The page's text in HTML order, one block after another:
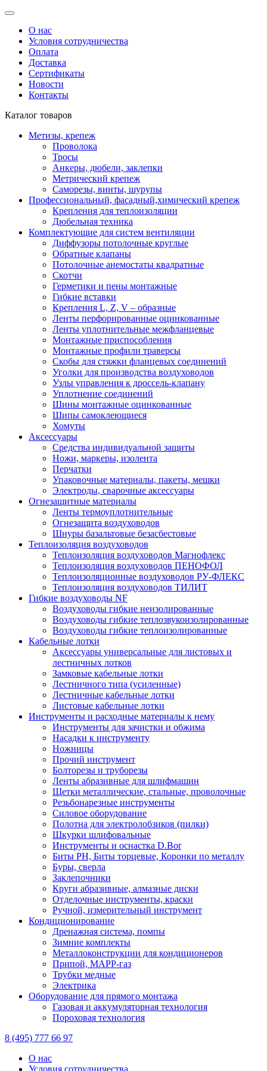
О нас
Условия сотрудничества
Оплата
Доставка
Сертификаты
Новости
Контакты
Каталог товаров
Метизы, крепеж
Проволока
Тросы
Анкеры, дюбели, заклепки
Метрический крепеж
Саморезы, винты, шурупы
Профессиональный, фасадный,химический крепеж
Крепления для теплоизоляции
Дюбельная техника
Комплектующие для систем вентиляции
Диффузоры потолочные круглые
Обратные клапаны
Потолочные анемостаты квадратные
Скотчи
Герметики и пены монтажные
Гибкие вставки
Крепления L, Z, V – образные
Ленты перфорированные оцинкованные
Ленты уплотнительные межфланцевые
Монтажные приспособления
Монтажные профили траверсы
Скобы для стяжки фланцевых соединений
Уголки для производства воздуховодов
Узлы управления к дроссель-клапану
Уплотнение соединений
Шины монтажные оцинкованные
Шипы самоклеющиеся
Хомуты
Аксессуары
Средства индивидуальной защиты
Ножи, маркеры, изолента
Перчатки
Упаковочные материалы, пакеты, мешки
Электроды, сварочные аксессуары
Огнезащитные материалы
Ленты термоуплотнительные
Огнезащита воздуховодов
Шнуры базальтовые безасбестовые
Теплоизоляция воздуховодов
Теплоизоляция воздуховодов Магнофлекс
Теплоизоляция воздуховодов ПЕНОФОЛ
Теплоизоляционные воздуховодов РУ-ФЛЕКС
Теплоизоляция воздуховодов ТИЛИТ
Гибкие воздуховоды NF
Воздуховоды гибкие неизолированные
Воздуховоды гибкие теплозвукоизолированные
Воздуховоды гибкие теплоизолированные
Кабельные лотки
Аксессуары универсальные для листовых и
лестничных лотков
Замковые кабельные лотки
Лестничного типа (усиленные)
Лестничные кабельные лотки
Листовые кабельные лотки
Инструменты и расходные материалы к нему
Инструменты для зачистки и обжима
Насадки к инструменту
Ножницы
Прочий инструмент
Болторезы и труборезы
Ленты абразивные для шлифмашин
Щетки металлические, стальные, проволочные
Резьбонарезные инструменты
Силовое оборудование
Полотна для электролобзиков (пилки)
Шкурки шлифовальные
Инструменты и оснастка D.Bor
Биты PH, Биты торцевые, Коронки по металлу
Буры, сверла
Заклепочники
Круги абразивные, алмазные диски
Отделочные инструменты, краски
Ручной, измерительный инструмент
Кондиционирование
Дренажная система, помпы
Зимние комплекты
Металлоконструкции для кондиционеров
Припой, МАРР-газ
Трубки медные
Электрика
Оборудование для прямого монтажа
Газовая и аккумуляторная технология
Пороховая технология
8 (495) 777 66 97
О нас
Условия сотрудничества